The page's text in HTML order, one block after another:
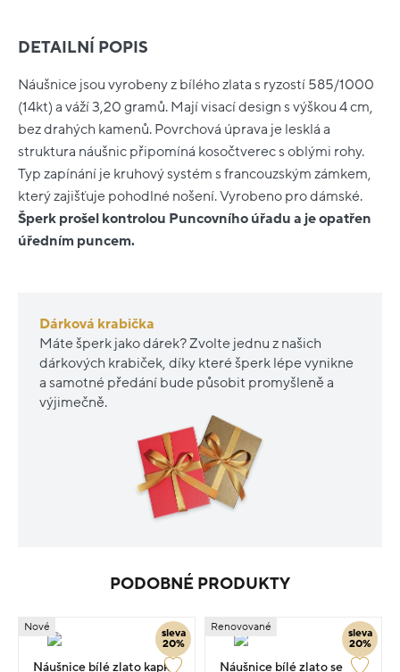
DETAILNÍ POPIS
Náušnice jsou vyrobeny z bílého zlata s ryzostí 585/1000
(14kt) a váží 3,20 gramů. Mají visací design s výškou 4 cm,
bez drahých kamenů. Povrchová úprava je lesklá a
struktura náušnic připomíná kosočtverec s oblými rohy.
Typ zapínání je kruhový systém s francouzským zámkem,
který zajišťuje pohodlné nošení. Vyrobeno pro dámské.
Šperk prošel kontrolou Puncovního úřadu a je opatřen
úředním puncem.
Dárková krabička
Máte šperk jako dárek? Zvolte jednu z našich
dárkových krabiček, díky které šperk lépe vynikne
a samotné předání bude působit promyšleně a
výjimečně.
PODOBNÉ PRODUKTY
sleva
20%
Nové
Náušnice bílé zlato kapka
sleva
20%
Renovované
Náušnice bílé zlato se